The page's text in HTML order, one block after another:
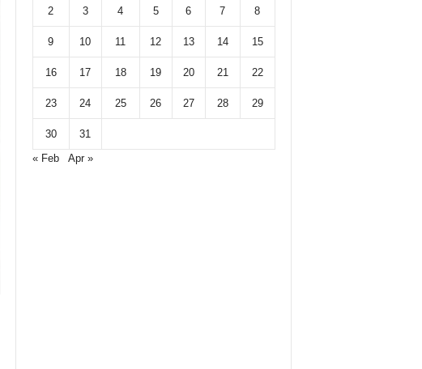
2 3 4 5 6 7 8
9 10 11 12 13 14 15
16 17 18 19 20 21 22
23 24 25 26 27 28 29
30
31
« Feb
Apr »